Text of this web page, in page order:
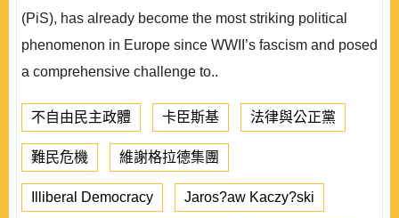
(PiS), has already become the most striking political
phenomenon in Europe since WWII’s fascism and posed
a comprehensive challenge to..
不自由民主政體 卡臣斯基 法律與公正黨
難民危機 維謝格拉德集團
Illiberal Democracy Jaros?aw Kaczy?ski